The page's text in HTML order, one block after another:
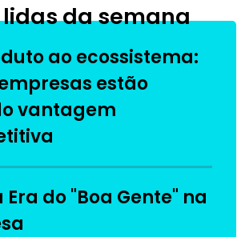
da semana
ao ecossistema:
estão
vantagem
Era do "Boa Gente" na